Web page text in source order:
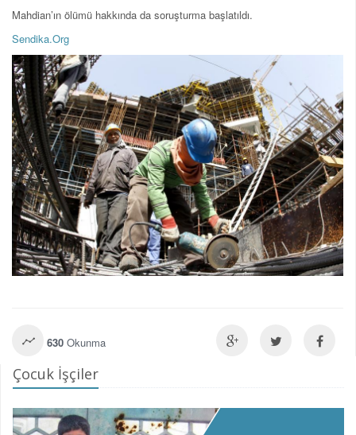
Mahdian’ın ölümü hakkında da soruşturma başlatıldı.
Sendika.Org
630 Okunma
Çocuk İşçiler